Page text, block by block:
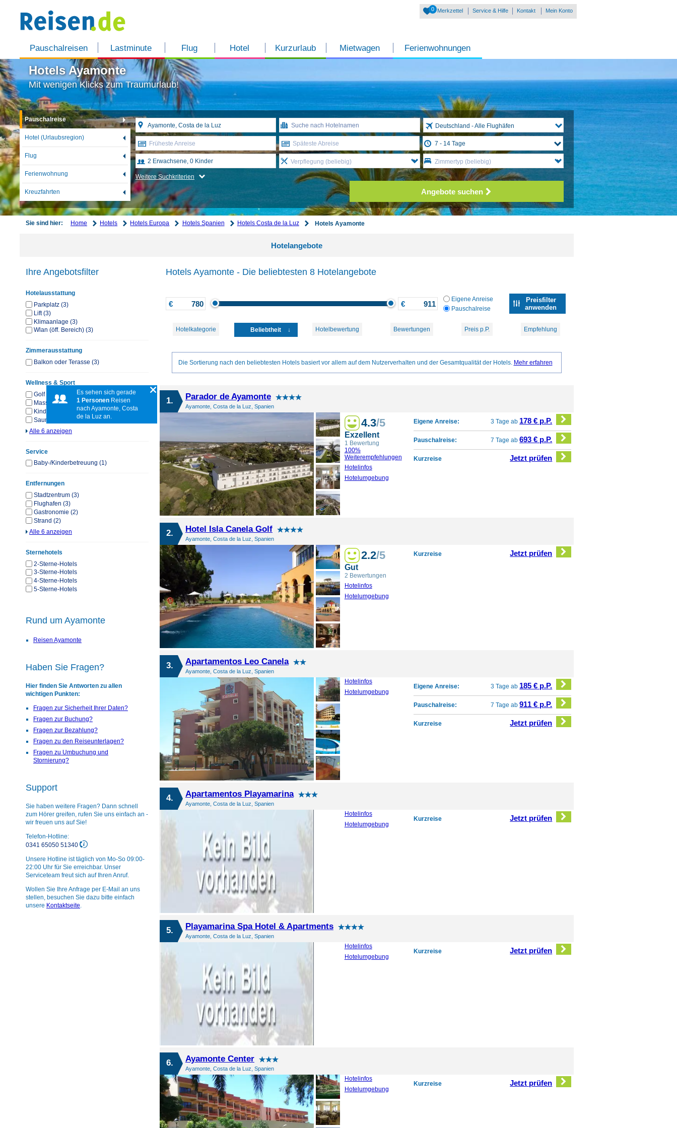
Pauschalreisen Lastminute Flug Hotel Kurzurlaub Mietwagen Ferienwohnungen
0 Merkzettel Service & Hilfe Kontakt Mein Konto
Hotels Ayamonte
Mit wenigen Klicks zum Traumurlaub!
Pauschalreise
Hotel (Urlaubsregion)
Flug
Ferienwohnung
Kreuzfahrten
Deutschland - Alle Flughäfen
Früheste Anreise Späteste Abreise
Verpflegung (beliebig) Zimmertyp (beliebig)
Weitere Suchkriterien
Angebote suchen
Sie sind hier: Home Hotels Hotels Europa Hotels Spanien Hotels Costa de la Luz Hotels Ayamonte
Hotelangebote
Hotels Ayamonte - Die beliebtesten 8 Hotelangebote
€ €
Eigene Anreise
Pauschalreise
Preisfilter
anwenden
Hotelkategorie Beliebtheit Hotelbewertung Bewertungen Preis p.P. Empfehlung
Die Sortierung nach den beliebtesten Hotels basiert vor allem auf dem Nutzerverhalten und der Gesamtqualität der Hotels. Mehr erfahren
1. Parador de Ayamonte
Ayamonte, Costa de la Luz, Spanien
4.3/5
Exzellent
1 Bewertung
100%
Weiterempfehlungen
Hotelinfos
Hotelumgebung
Eigene Anreise: 3 Tage ab 178 € p.P.
Pauschalreise: 7 Tage ab693 € p.P.
Kurzreise Jetzt prüfen
2. Hotel Isla Canela Golf
Ayamonte, Costa de la Luz, Spanien
2.2/5
Gut
2 Bewertungen
Hotelinfos
Hotelumgebung
Kurzreise Jetzt prüfen
3. Apartamentos Leo Canela
Ayamonte, Costa de la Luz, Spanien
Hotelinfos
Hotelumgebung
Eigene Anreise: 3 Tage ab 185 € p.P.
Pauschalreise: 7 Tage ab911 € p.P.
Kurzreise Jetzt prüfen
4. Apartamentos Playamarina
Ayamonte, Costa de la Luz, Spanien
Hotelinfos
Hotelumgebung
Kurzreise Jetzt prüfen
5. Playamarina Spa Hotel & Apartments
Ayamonte, Costa de la Luz, Spanien
Hotelinfos
Hotelumgebung
Kurzreise Jetzt prüfen
6. Ayamonte Center
Ayamonte, Costa de la Luz, Spanien
Hotelinfos
Hotelumgebung
Kurzreise Jetzt prüfen
Es sehen sich gerade
1 Personen Reisen
nach Ayamonte, Costa
de la Luz an.
Ihre Angebotsfilter
Hotelausstattung
Parkplatz (3)
Lift (3)
Klimaanlage (3)
Wlan (öff. Bereich) (3)
Zimmerausstattung
Balkon oder Terasse (3)
Wellness & Sport
Golf (3)
Massagen (2)
Kinderpool/-bereich (2)
Sauna (1)
Alle 6 anzeigen
Service
Baby-/Kinderbetreuung (1)
Entfernungen
Stadtzentrum (3)
Flughafen (3)
Gastronomie (2)
Strand (2)
Alle 6 anzeigen
Sternehotels
2-Sterne-Hotels
3-Sterne-Hotels
4-Sterne-Hotels
5-Sterne-Hotels
Rund um Ayamonte
Reisen Ayamonte
Haben Sie Fragen?
Hier finden Sie Antworten zu allen
wichtigen Punkten:
Fragen zur Sicherheit Ihrer Daten?
Fragen zur Buchung?
Fragen zur Bezahlung?
Fragen zu den Reiseunterlagen?
Fragen zu Umbuchung und
Stornierung?
Support
Sie haben weitere Fragen? Dann schnell
zum Hörer greifen, rufen Sie uns einfach an -
wir freuen uns auf Sie!
Telefon-Hotline:
0341 65050 51340
Unsere Hotline ist täglich von Mo-So 09:00-
22:00 Uhr für Sie erreichbar. Unser
Serviceteam freut sich auf Ihren Anruf.
Wollen Sie Ihre Anfrage per E-Mail an uns
stellen, besuchen Sie dazu bitte einfach
unsere Kontaktseite.